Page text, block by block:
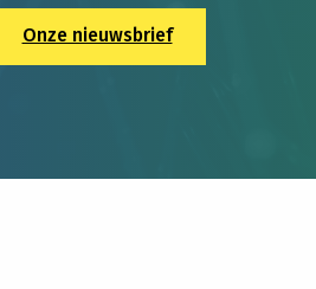
Onze nieuwsbrief